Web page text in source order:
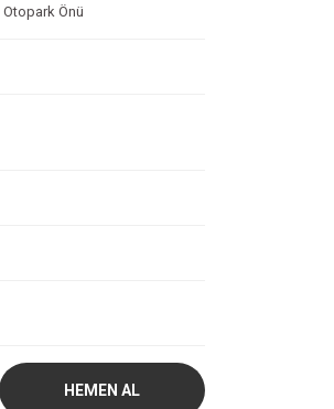
Önü
HEMEN AL